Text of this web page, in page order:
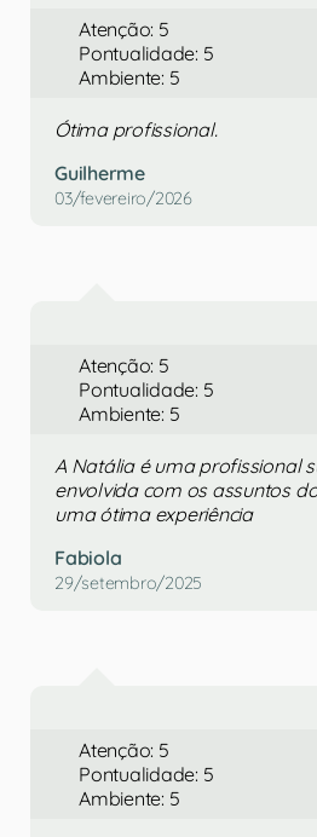
Atenção: 5
Pontualidade: 5
Ambiente: 5
Ótima profissional.
Guilherme
03/fevereiro/2026
Atenção: 5
Pontualidade: 5
Ambiente: 5
A Natália é uma profissional
envolvida com os assuntos
uma ótima experiência
Fabiola
29/setembro/2025
Atenção: 5
Pontualidade: 5
Ambiente: 5